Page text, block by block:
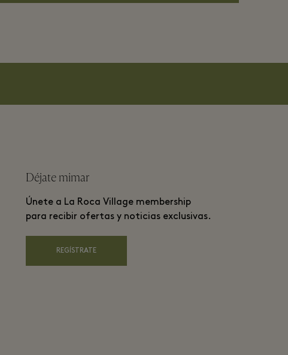
Déjate mimar
Únete a La Roca Village membership
para recibir ofertas y noticias exclusivas.
REGÍSTRATE